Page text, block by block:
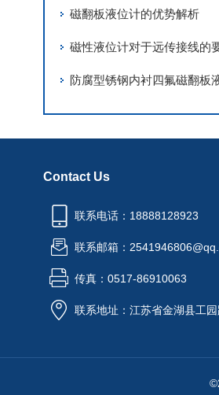
磁翻板液位计的优势解析
Contact Us
联系电话：18888128923
联系邮箱：
传真：0517-86910063
联系地址：江苏省金湖县工